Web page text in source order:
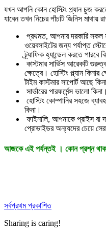
যখন আপনি কোন হোস্টিং প্ল্যান চুজ
যাবেন তখন নিচের পাঁচটি জিনিস মাথায়
প্রথমত, আপনার দরকারি সকল
ওয়েবসাইটের জন্য পর্যাপ্ত
ট্র্যাফিক হ্যান্ডেল করতে পারবে
কাস্টমার সার্ভিস আরেকটি
ক্ষেত্রে। হোস্টিং প্ল্যান
টাইম কাস্টমার সাপোর্ট আছে
সার্ভারের পারফর্মেন্স ভালো কিনা।
হোস্টিং কোম্পানির সহজে
কিনা।
ফাইনালি, আপনাকে প্রাইস বা
প্রোভাইডর অন্য্যদের চেয়ে
আজকে এই পর্যন্তই । কোন প্রশ্ন
সর্বপ্রথম প্রকাশিত
Sharing is caring!